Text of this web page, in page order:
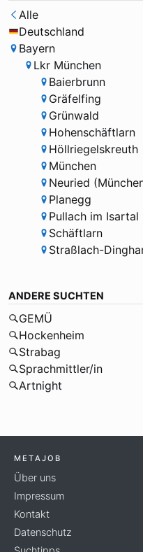
Alle
Deutschland
Bayern
Lkr München
Baierbrunn
Gräfelfing
Grünwald
Hohenschäftlarn
Höllriegelskreuth
München
Neuried
Planegg
Pullach im Isartal
Schäftlarn
Straßlach-
ANDERE SUCHTEN
GEMÜ
Hockenheim
Strabag
Sprachmittler/in
Artnight
METAJOB
Über uns
Impressum
Kontakt
Datenschutz